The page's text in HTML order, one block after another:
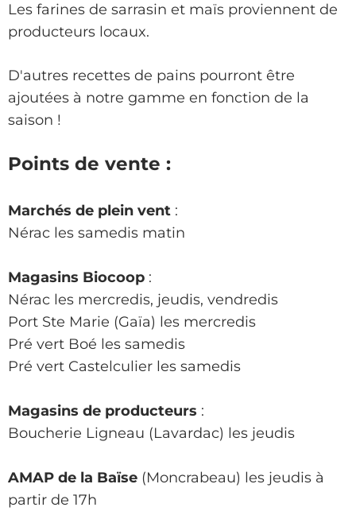
Les farines de sarrasin et maïs proviennent de
producteurs locaux.
D'autres recettes de pains pourront être
ajoutées à notre gamme en fonction de la
saison !
Points de vente :
Marchés de plein vent :
Nérac les samedis matin
Magasins Biocoop :
Nérac les mercredis, jeudis, vendredis
Port Ste Marie (Gaïa) les mercredis
Pré vert Boé les samedis
Pré vert Castelculier les samedis
Magasins de producteurs :
Boucherie Ligneau (Lavardac) les jeudis
AMAP de la Baïse (Moncrabeau) les jeudis à
partir de 17h